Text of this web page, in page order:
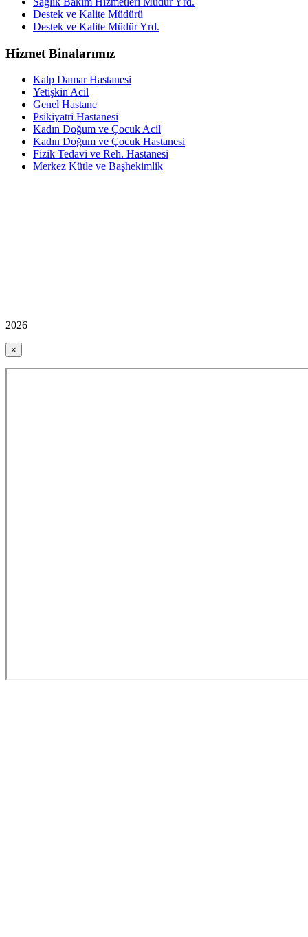
Destek ve Kalite Müdürü
Destek ve Kalite Müdür Yrd.
Hizmet Binalarımız
Kalp Damar Hastanesi
Yetişkin Acil
Genel Hastane
Psikiyatri Hastanesi
Kadın Doğum ve Çocuk Acil
Kadın Doğum ve Çocuk Hastanesi
Fizik Tedavi ve Reh. Hastanesi
Merkez Kütle ve Başhekimlik
2026
×